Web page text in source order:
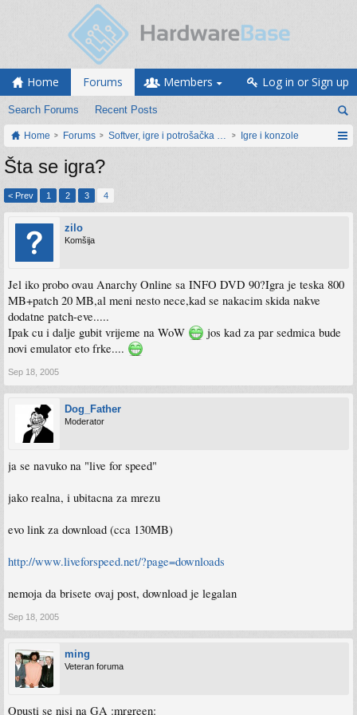
Home Forums
Search Forums Recent Posts
Members Log in or Sign up
Home Forums Softver, igre i potrošačka elektronikaIgre i konzole
Šta se igra?
< Prev 1 2 3 4
zilo
Komšija
Jel iko probo ovau Anarchy Online sa INFO DVD 90?Igra je teska 800
MB+patch 20 MB,al meni nesto nece,kad se nakacim skida nakve
dodatne patch-eve.....
Ipak cu i dalje gubit vrijeme na WoW
jos kad za par sedmica bude
novi emulator eto frke....
Sep 18, 2005
Dog_Father
Moderator
ja se navuko na "live for speed"
jako realna, i ubitacna za mrezu
evo link za download (cca 130MB)
http://www.liveforspeed.net/?page=downloads
nemoja da brisete ovaj post, download je legalan
Sep 18, 2005
ming
Veteran foruma
Opusti se nisi na GA :mrgreen: